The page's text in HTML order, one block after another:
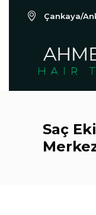
Çankaya/
Saç